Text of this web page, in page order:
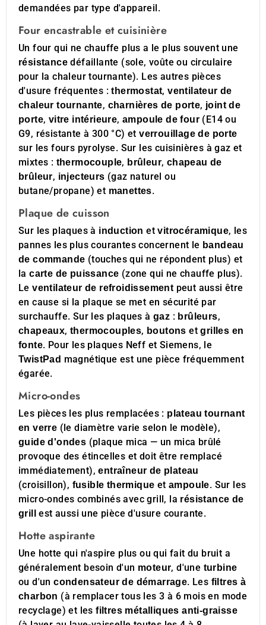
demandées par type d'appareil.
Four encastrable et cuisinière
Un four qui ne chauffe plus a le plus souvent une
résistance défaillante (sole, voûte ou circulaire
pour la chaleur tournante). Les autres pièces
d'usure fréquentes :thermostat,ventilateur de
chaleur tournante, charnières de porte, joint de
porte, vitre intérieure,ampoule de four (E14 ou
G9, résistante à 300 °C) etverrouillage de porte
sur les fours pyrolyse. Sur les cuisinières à gaz et
mixtes : thermocouple, brûleur, chapeau de
brûleur, injecteurs (gaz naturel ou
butane/propane) et manettes.
Plaque de cuisson
Sur les plaques à induction etvitrocéramique, les
pannes les plus courantes concernent le bandeau
de commande (touches qui ne répondent plus) et
lacarte de puissance (zone qui ne chauffe plus).
Leventilateur de refroidissementpeut aussi être
en cause si la plaque se met en sécurité par
surchauffe. Sur les plaques à gaz : brûleurs,
chapeaux,thermocouples, boutons etgrilles en
fonte. Pour les plaques Neff et Siemens, le
TwistPad magnétique est une pièce fréquemment
égarée.
Micro-ondes
Les pièces les plus remplacées : plateau tournant
en verre (le diamètre varie selon le modèle),
guide d'ondes (plaque mica — un mica brûlé
provoque des étincelles et doit être remplacé
immédiatement),entraîneur de plateau
(croisillon), fusible thermique etampoule. Sur les
micro-ondes combinés avec grill, la résistance de
grill
est aussi une pièce d'usure courante.
Hotte aspirante
Une hotte qui n'aspire plus ou qui fait du bruit a
généralement besoin d'un moteur, d'une turbine
ou d'uncondensateur de démarrage. Les filtres à
charbon (à remplacer tous les 3 à 6 mois en mode
recyclage) et lesfiltres métalliques anti-graisse